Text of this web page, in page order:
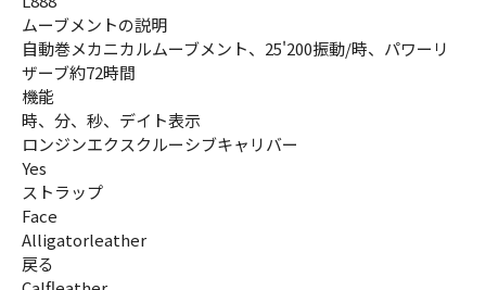
ムーブメントの説明
自動巻メカニカルムーブメント、25'200振動/時、パワーリ
ザーブ約72時間
機能
時、分、秒、デイト表示
ロンジンエクスクルーシブキャリバー
Yes
ストラップ
Face
Alligatorleather
戻る